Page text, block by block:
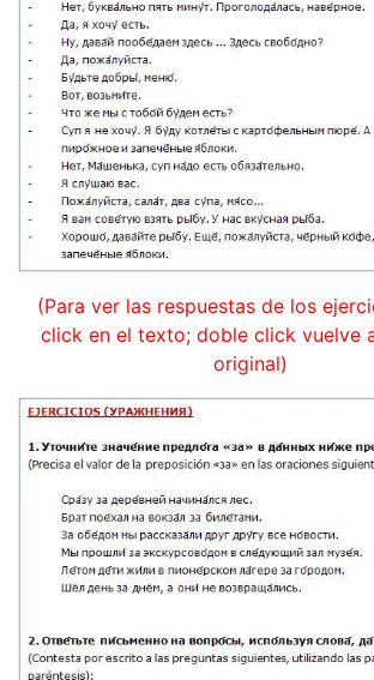
(Para ver las respuestas de los
click en el texto; doble click vuelve
original)